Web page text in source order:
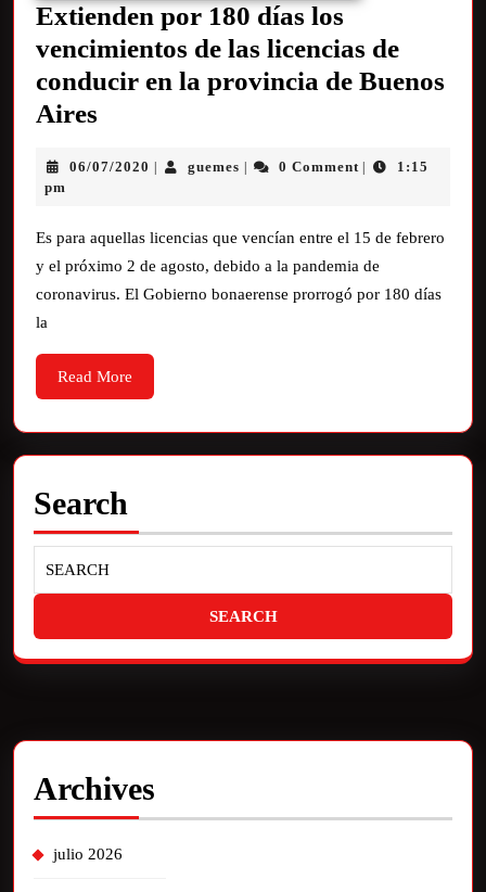
Extienden por 180 días los
vencimientos de las licencias de
conducir en la provincia de Buenos
Aires
06/07/2020 guemes 0 Comment
1:15
pm
Es para aquellas licencias que vencían entre el 15 de febrero
y el próximo 2 de agosto, debido a la pandemia de
coronavirus. El Gobierno bonaerense prorrogó por 180 días
la
Read More
Search
Archives
julio 2026